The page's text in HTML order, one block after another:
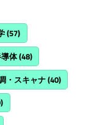
(57)
体(48)
・スキャナ(40)